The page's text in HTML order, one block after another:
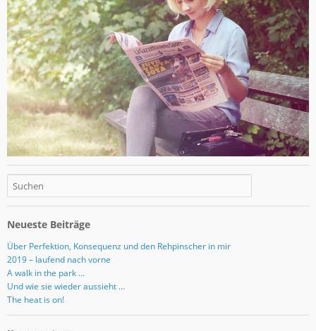
Neueste Beiträge
Über Perfektion, Konsequenz und den Rehpinscher in mir
2019 – laufend nach vorne
A walk in the park …
Und wie sie wieder aussieht …
The heat is on!